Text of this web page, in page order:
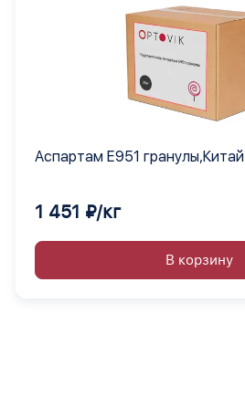
Аспартам Е951 гранулы,Китай
1 451 ₽/кг
В корзину